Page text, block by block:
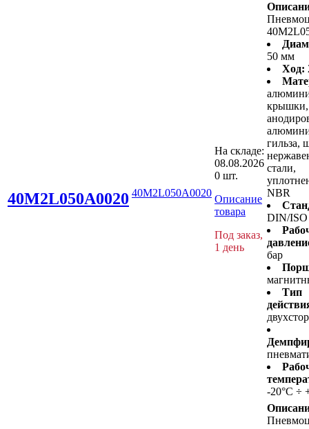
40M2L050A0020 40M2L050A0020
На складе:
08.08.2026
0 шт.
Описание
товара
Под заказ,
1 день
50 мм
Ход:
крышки,
гильза,
стали,
NBR
DIN/ISO
бар
Тип
-20°C ÷